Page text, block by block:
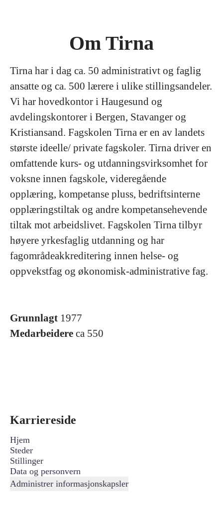
Om Tirna
Tirna har i dag ca. 50 administrativt og faglig
ansatte og ca. 500 lærere i ulike stillingsandeler.
Vi har hovedkontor i Haugesund og
avdelingskontorer i Bergen, Stavanger og
Kristiansand. Fagskolen Tirna er en av landets
største ideelle/ private fagskoler. Tirna driver en
omfattende kurs- og utdanningsvirksomhet for
voksne innen fagskole, videregående
opplæring, kompetanse pluss, bedriftsinterne
opplæringstiltak og andre kompetansehevende
tiltak mot arbeidslivet. Fagskolen Tirna tilbyr
høyere yrkesfaglig utdanning og har
fagområdeakkreditering innen helse- og
oppvekstfag og økonomisk-administrative fag.
Grunnlagt 1977
Medarbeidere ca 550
Karriereside
Hjem
Steder
Stillinger
Data og personvern
Administrer informasjonskapsler